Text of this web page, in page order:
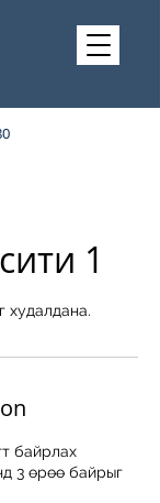
1
худалдана.
байрлах
3 өрөө байрыг